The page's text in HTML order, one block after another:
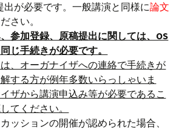
出が必要です。一般講演と同様に論文
さい。
参加登録、原稿提出に関しては、OS
じ手続きが必要です。
、オーガナイザへの連絡で手続きが
する方が例年多数いらっしゃいま
ザから講演申込み等が必要であるこ
てください。
ッションの開催が認められた場合、